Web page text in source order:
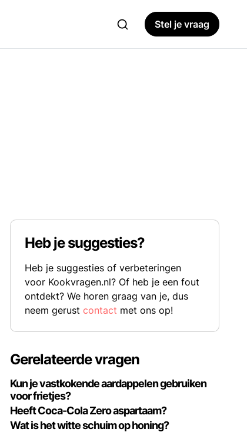
Stel je vraag
Heb je suggesties?
Heb je suggesties of verbeteringen
voor Kookvragen.nl? Of heb je een fout
ontdekt? We horen graag van je, dus
neem gerustcontact met ons op!
Gerelateerde vragen
Kun je vastkokende aardappelen gebruiken
voor frietjes?
Heeft Coca-Cola Zero aspartaam?
Wat is het witte schuim op honing?